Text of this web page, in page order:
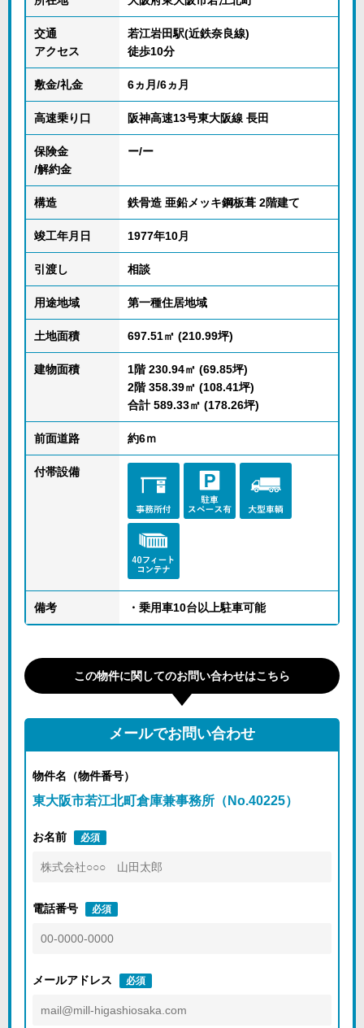
交通
アクセス
若江岩田駅(近鉄奈良線)
徒歩10分
敷金/礼金 6ヵ月/6ヵ月
高速乗り口 阪神高速13号東大阪線 長田
保険金
/解約金
ー/ー
構造 鉄骨造 亜鉛メッキ鋼板葺 2階建て
竣工年月日 1977年10月
引渡し 相談
用途地域 第一種住居地域
土地面積 697.51㎡ (210.99坪)
建物面積
1階 230.94㎡ (69.85坪)
2階 358.39㎡ (108.41坪)
合計 589.33㎡ (178.26坪)
前面道路 約6ｍ
付帯設備
備考 ・乗用車10台以上駐車可能
この物件に関してのお問い合わせはこちら
メールでお問い合わせ
物件名（物件番号）
東大阪市若江北町倉庫兼事務所（No.40225）
お名前 必須
電話番号 必須
メールアドレス 必須